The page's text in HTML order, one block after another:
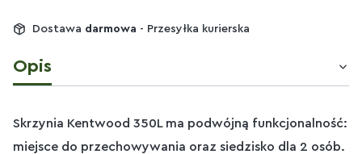
Dostawa darmowa - Przesyłka kurierska
Opis
Skrzynia Kentwood 350L ma podwójną funkcjonalność:
miejsce do przechowywania oraz siedzisko dla 2 osób.